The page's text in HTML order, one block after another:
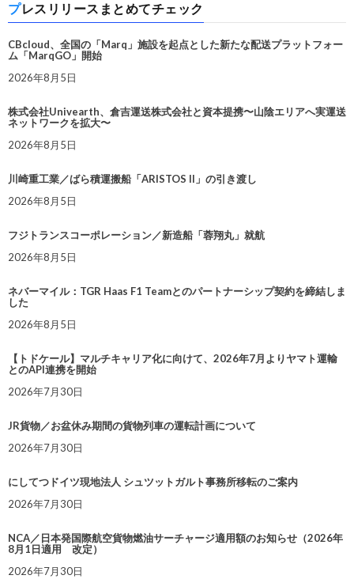
プレスリリースまとめてチェック
CBcloud、全国の「Marq」施設を起点とした新たな配送プラットフォー
ム「MarqGO」開始
2026年8月5日
株式会社Univearth、倉吉運送株式会社と資本提携〜山陰エリアへ実運送
ネットワークを拡大〜
2026年8月5日
川崎重工業／ばら積運搬船「ARISTOS II」の引き渡し
2026年8月5日
フジトランスコーポレーション／新造船「蓉翔丸」就航
2026年8月5日
ネバーマイル：TGR Haas F1 Teamとのパートナーシップ契約を締結しま
した
2026年8月5日
【トドケール】マルチキャリア化に向けて、2026年7月よりヤマト運輸
とのAPI連携を開始
2026年7月30日
JR貨物／お盆休み期間の貨物列車の運転計画について
2026年7月30日
にしてつドイツ現地法人 シュツットガルト事務所移転のご案内
2026年7月30日
NCA／日本発国際航空貨物燃油サーチャージ適用額のお知らせ（2026年
8月1日適用 改定）
2026年7月30日